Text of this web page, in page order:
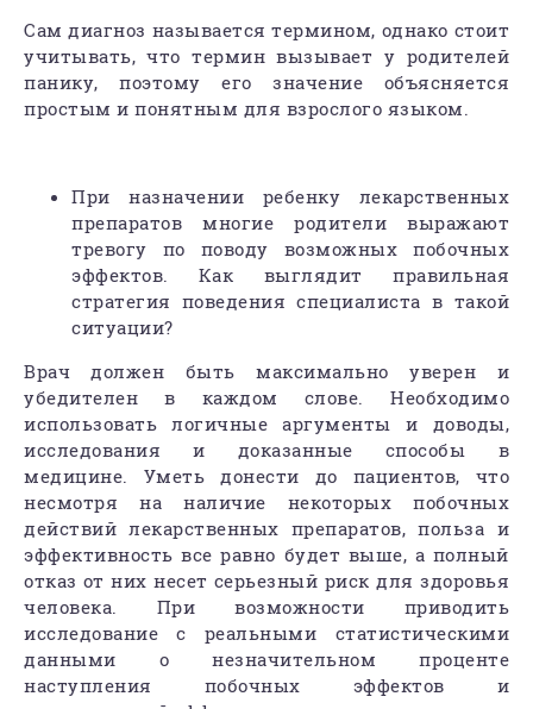
Сам диагноз называется термином, однако стоит
учитывать, что термин вызывает у родителей
панику, поэтому его значение объясняется
простым и понятным для взрослого языком.
При назначении ребенку лекарственных
препаратов многие родители выражают
тревогу по поводу возможных побочных
эффектов. Как выглядит правильная
стратегия поведения специалиста в такой
ситуации?
Врач должен быть максимально уверен и
убедителен в каждом слове. Необходимо
использовать логичные аргументы и доводы,
исследования и доказанные способы в
медицине. Уметь донести до пациентов, что
несмотря на наличие некоторых побочных
действий лекарственных препаратов, польза и
эффективность все равно будет выше, а полный
отказ от них несет серьезный риск для здоровья
человека. При возможности приводить
исследование с реальными статистическими
данными о незначительном проценте
наступления побочных эффектов и